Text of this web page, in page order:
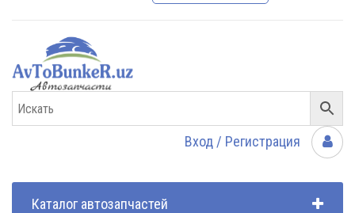
Вход / Регистрация
Каталог автозапчастей